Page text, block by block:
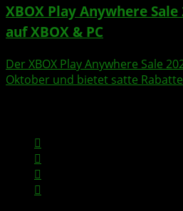
XBOX Play Anywhere
auf XBOX & PC
Der XBOX Play Anywhere Sale
Oktober und bietet satte